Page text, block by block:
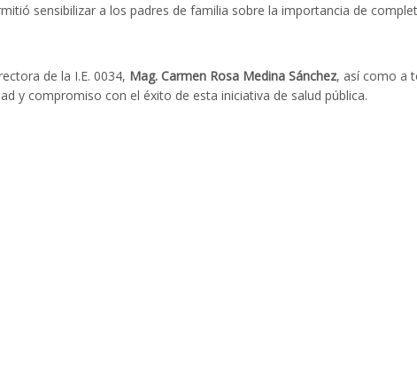
sensibilizar a los padres de familia sobre la importancia de
de la I.E. 0034, Mag. Carmen Rosa Medina Sánchez, así como a
y compromiso con el éxito de esta iniciativa de salud pública.